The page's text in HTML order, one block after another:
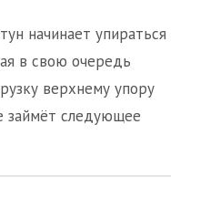
начинает упираться
в свою очередь
верхнему упору
займёт следующее